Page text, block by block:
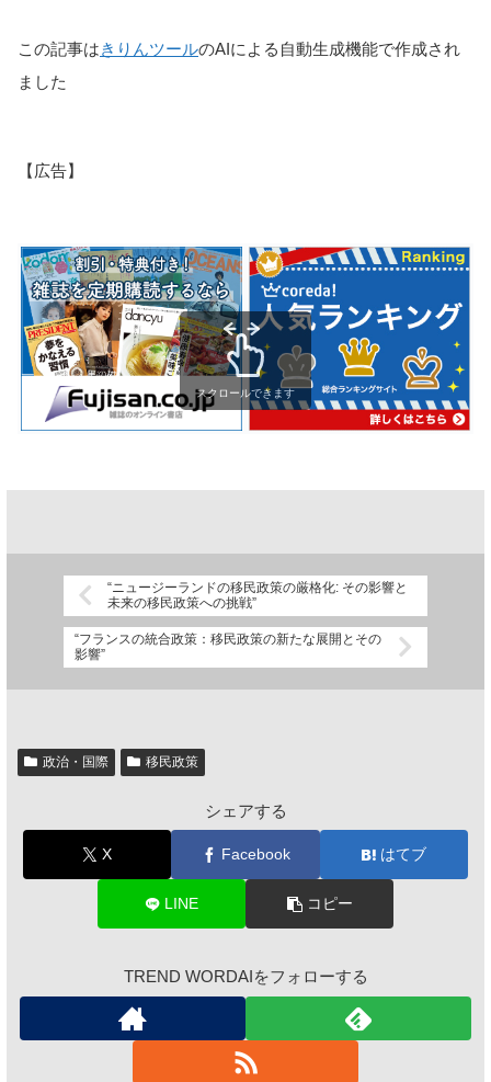
この記事はきりんツールのAIによる自動生成機能で作成され
ました
【広告】
スクロールできます
“ニュージーランドの移民政策の厳格化: その影響と
未来の移民政策への挑戦”
“フランスの統合政策：移民政策の新たな展開とその
影響”
政治・国際 移民政策
シェアする
X Facebook はてブ
LINE コピー
TREND WORDAIをフォローする